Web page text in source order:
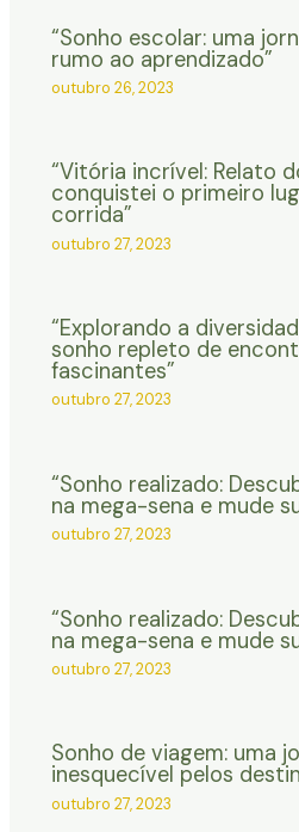
“Sonho escolar: uma
rumo ao aprendizado”
outubro 26, 2023
“Vitória incrível: Relato
conquistei o primeiro
corrida”
outubro 27, 2023
“Explorando a
sonho repleto de
fascinantes”
outubro 27, 2023
“Sonho realizado:
na mega-sena e mude
outubro 27, 2023
“Sonho realizado:
na mega-sena e mude
outubro 27, 2023
Sonho de viagem: uma
inesquecível pelos
outubro 27, 2023